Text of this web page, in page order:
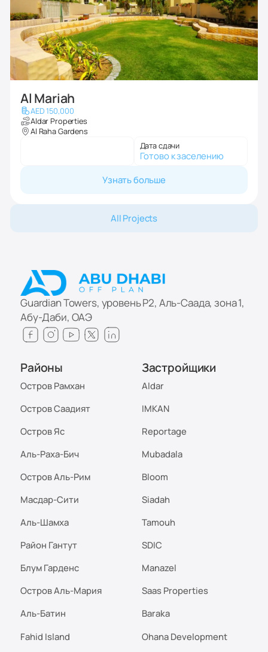
Al Mariah
AED 150,000
Aldar Properties
Al Raha Gardens
Дата сдачи
Готово к заселению
Узнать больше
All Projects
Guardian Towers, уровень P2, Аль-Саада, зона 1,
Абу-Даби, ОАЭ
Районы
Остров Рамхан
Остров Саадият
Остров Яс
Аль-Раха-Бич
Остров Аль-Рим
Масдар-Сити
Аль-Шамха
Район Гантут
Блум Гарденс
Остров Аль-Мария
Аль-Батин
Fahid Island
Застройщики
Aldar
IMKAN
Reportage
Mubadala
Bloom
Siadah
Tamouh
SDIC
Manazel
Saas Properties
Baraka
Ohana Development